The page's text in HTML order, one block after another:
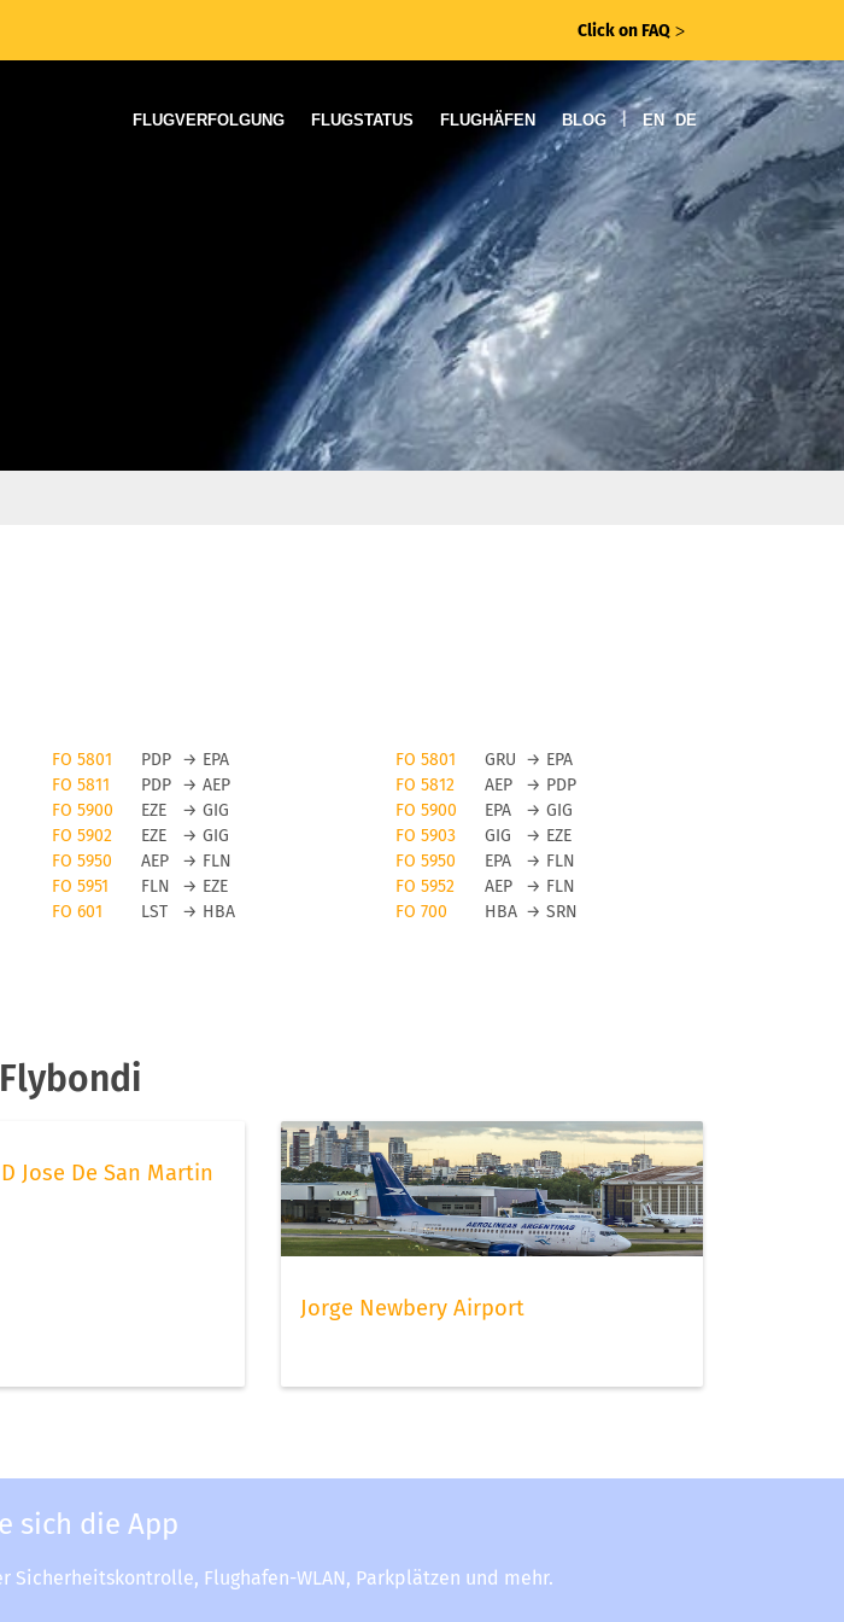
Click on FAQ ᐳ
FLUGVERFOLGUNG FLUGSTATUS FLUGHÄFEN BLOG | EN DE
FO 5801 PDP → EPA FO 5801 GRU → EPA
FO 5811 PDP → AEP FO 5812 AEP → PDP
FO 5900 EZE → GIG FO 5900 EPA → GIG
FO 5902 EZE → GIG FO 5903 GIG → EZE
FO 5950 AEP → FLN FO 5950 EPA → FLN
FO 5951 FLN → EZE FO 5952 AEP → FLN
FO 601 LST → HBA FO 700 HBA → SRN
Jose De San Martin
Jorge Newbery Airport
sich die App
Sicherheitskontrolle, Flughafen-WLAN, Parkplätzen und mehr.